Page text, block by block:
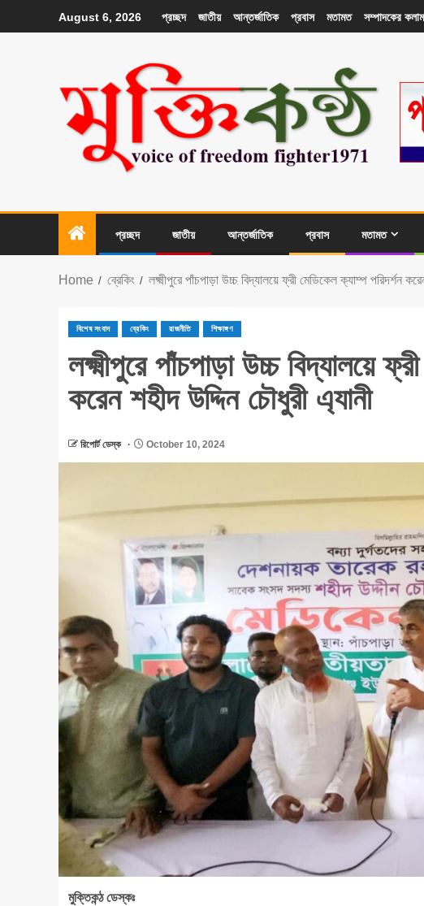
August 6, 2026 প্রচ্ছদ জাতীয় আন্তর্জাতিক প্রবাস মতামত সম্পাদকের কলাম
প্রচ্ছদ জাতীয় আন্তর্জাতিক প্রবাস মতামত
Home ব্রেকিং লক্ষ্মীপুরে পাঁচপাড়া উচ্চ বিদ্যালয়ে ফ্রী মেডিকেল ক্যাম্প পরিদর্শন
বিশেষ সংবাদ ব্রেকিং রাজনীতি শিক্ষাঙ্গণ
লক্ষ্মীপুরে পাঁচপাড়া উচ্চ বিদ্যালয়ে
করেন শহীদ উদ্দিন চৌধুরী এ্যানী
রিপোর্ট ডেস্ক October 10, 2024
মুক্তিকন্ঠ ডেস্কঃ